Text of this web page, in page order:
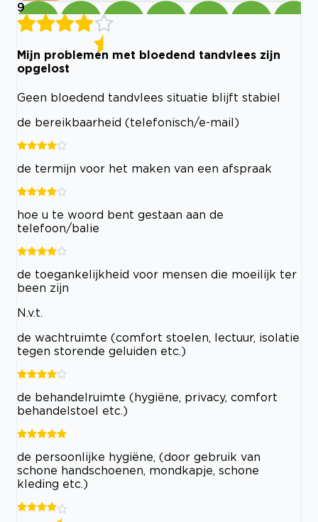
9
Mijn problemen met bloedend tandvlees zijn
opgelost
Geen bloedend tandvlees situatie blijft stabiel
de bereikbaarheid (telefonisch/e-mail)
de termijn voor het maken van een afspraak
hoe u te woord bent gestaan aan de
telefoon/balie
de toegankelijkheid voor mensen die moeilijk ter
been zijn
N.v.t.
de wachtruimte (comfort stoelen, lectuur, isolatie
tegen storende geluiden etc.)
de behandelruimte (hygiëne, privacy, comfort
behandelstoel etc.)
de persoonlijke hygiëne, (door gebruik van
schone handschoenen, mondkapje, schone
kleding etc.)